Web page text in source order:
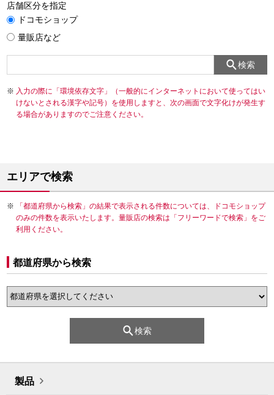
店舗区分を指定
ドコモショップ
量販店など
検索
入力の際に「環境依存文字」（一般的にインターネットにおいて使ってはい
けないとされる漢字や記号）を使用しますと、次の画面で文字化けが発生す
る場合がありますのでご注意ください。
エリアで検索
「都道府県から検索」の結果で表示される件数については、ドコモショップ
のみの件数を表示いたします。量販店の検索は「フリーワードで検索」をご
利用ください。
都道府県から検索
検索
製品